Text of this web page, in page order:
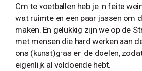
Om te voetballen heb je in feite
wat ruimte en een paar jassen om
maken. En gelukkig zijn we op de
met mensen die hard werken aan
ons (kunst)gras en de doelen,
eigenlijk al voldoende hebt.